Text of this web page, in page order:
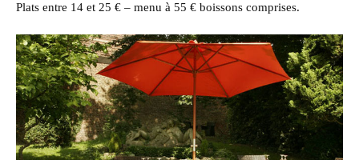
Plats entre 14 et 25 € – menu à 55 € boissons comprises.